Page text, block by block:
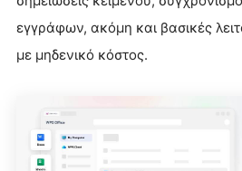
εγγράφων, ακόμη και βασικές
με μηδενικό κόστος.